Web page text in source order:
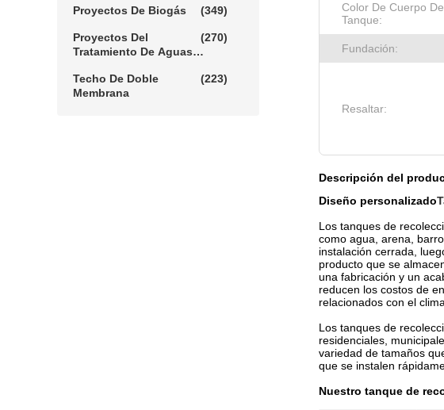
Proyectos De Biogás (349)
Proyectos Del
Tratamiento De Aguas
(270)
Techo De Doble
Membrana
(223)
Color De Cuerpo
Tanque:
Fundación:
Resaltar:
Descripción del
Diseño personalizado
Los tanques de
como agua, arena,
instalación cerrada,
producto que se
una fabricación y un
reducen los costos de
relacionados con el clima.
Los tanques de
residenciales,
variedad de tamaños
que se instalen
Nuestro tanque de